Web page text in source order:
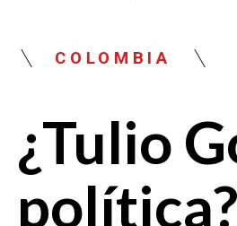
COLOMBIA
¿Tulio